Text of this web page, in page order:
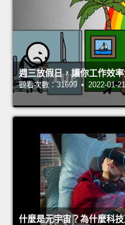
週三放假日，讓你工作效率
觀看次數：31699 • 2022-01-21
什麼是元宇宙？為什麼科